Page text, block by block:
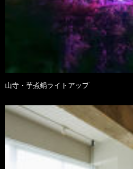
山寺・芋煮鍋ライトアップ